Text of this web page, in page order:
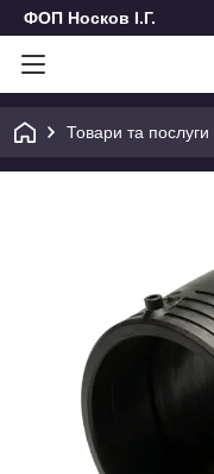
ФОП Носков І.Г.
Товари та послуги